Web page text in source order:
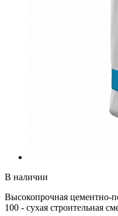
В наличии
Высокопрочная цементно-
100 - сухая строительная